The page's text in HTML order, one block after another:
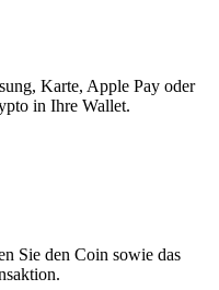
Karte, Apple Pay oder
in Ihre Wallet.
Sie den Coin sowie das